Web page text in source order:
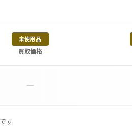
未使用品
買取価格
－
す